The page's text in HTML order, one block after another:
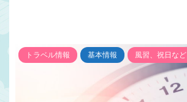
トラベル情報 基本情報 風習、祝日など